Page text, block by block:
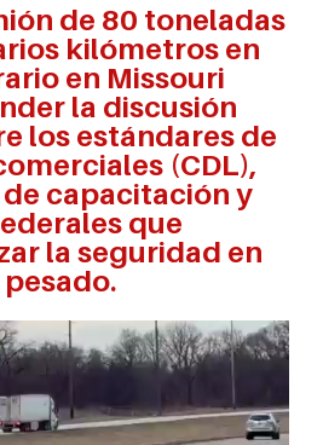
de 80 toneladas
kilómetros en
en Missouri
la discusión
los estándares de
(CDL),
capacitación y
que
la seguridad en